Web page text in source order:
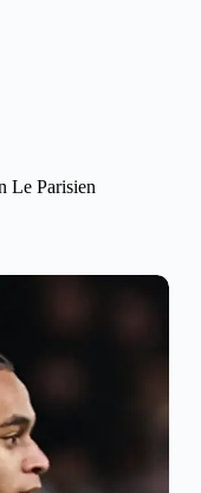
Le Parisien